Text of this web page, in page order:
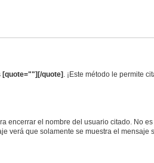
[quote=""][/quote] . ¡Este método le permite
encerrar el nombre del usuario citado. No
verá que solamente se muestra el mensaje